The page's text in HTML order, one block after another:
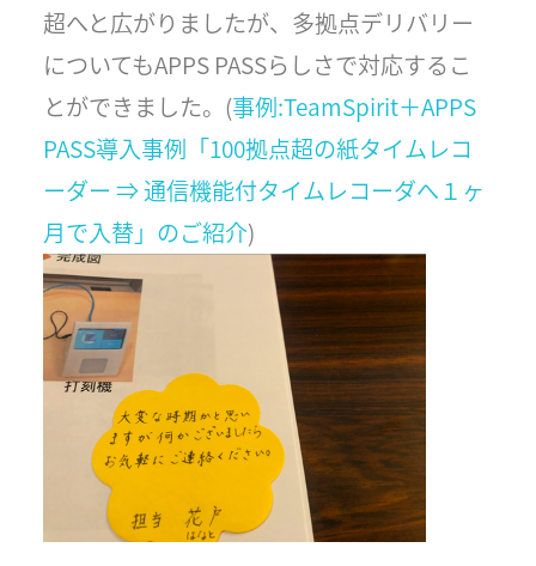
超へと広がりましたが、多拠点デリバリー
についてもAPPS PASSらしさで対応するこ
とができました。(事例:TeamSpirit＋APPS
PASS導入事例「100拠点超の紙タイムレコ
ーダー ⇒ 通信機能付タイムレコーダへ１ヶ
⽉で⼊替」のご紹介)